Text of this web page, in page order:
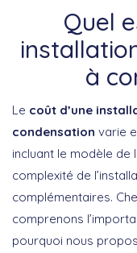
Quel
à
Le coût d’une
condensation varie
incluant le modèle de
complexité de
complémentaires.
comprenons
pourquoi nous